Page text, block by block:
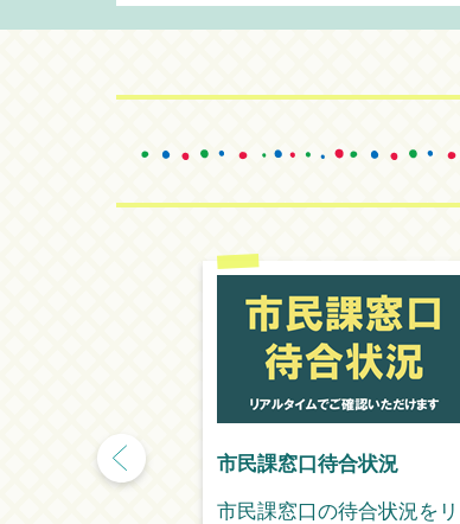
市民課窓口待合状況
市民課窓口の待合状況をリ